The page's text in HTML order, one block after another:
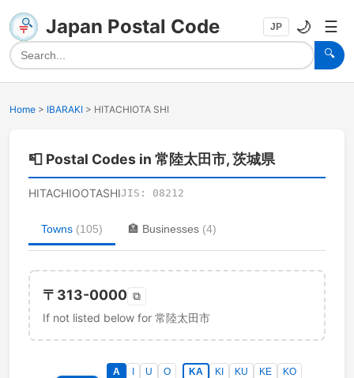
Japan Postal Code
🔍
JP 🌙 ☰
Home > IBARAKI > HITACHIOTA SHI
📮 Postal Codes in 常陸太田市, 茨城県
HITACHIOOTASHIJIS: 08212
Towns (105) 🏣 Businesses (4)
〒 313-0000 ⧉
If not listed below for 常陸太田市
A U O KA KI KU KE
KO